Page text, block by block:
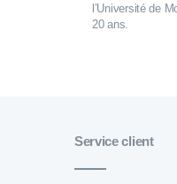
l’Université de
20 ans.
Service client